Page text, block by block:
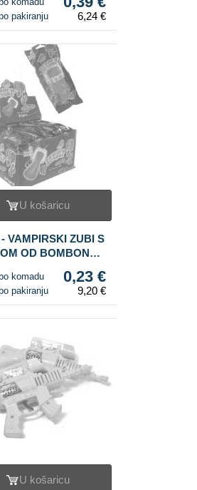
pakiranju 6,24 €
U košaricu
- VAMPIRSKI ZUBI S
OD BOMBONA
komadu 0,23 €
pakiranju 9,20 €
U košaricu